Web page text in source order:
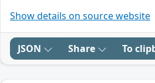
Show details on source website
JSON Share To